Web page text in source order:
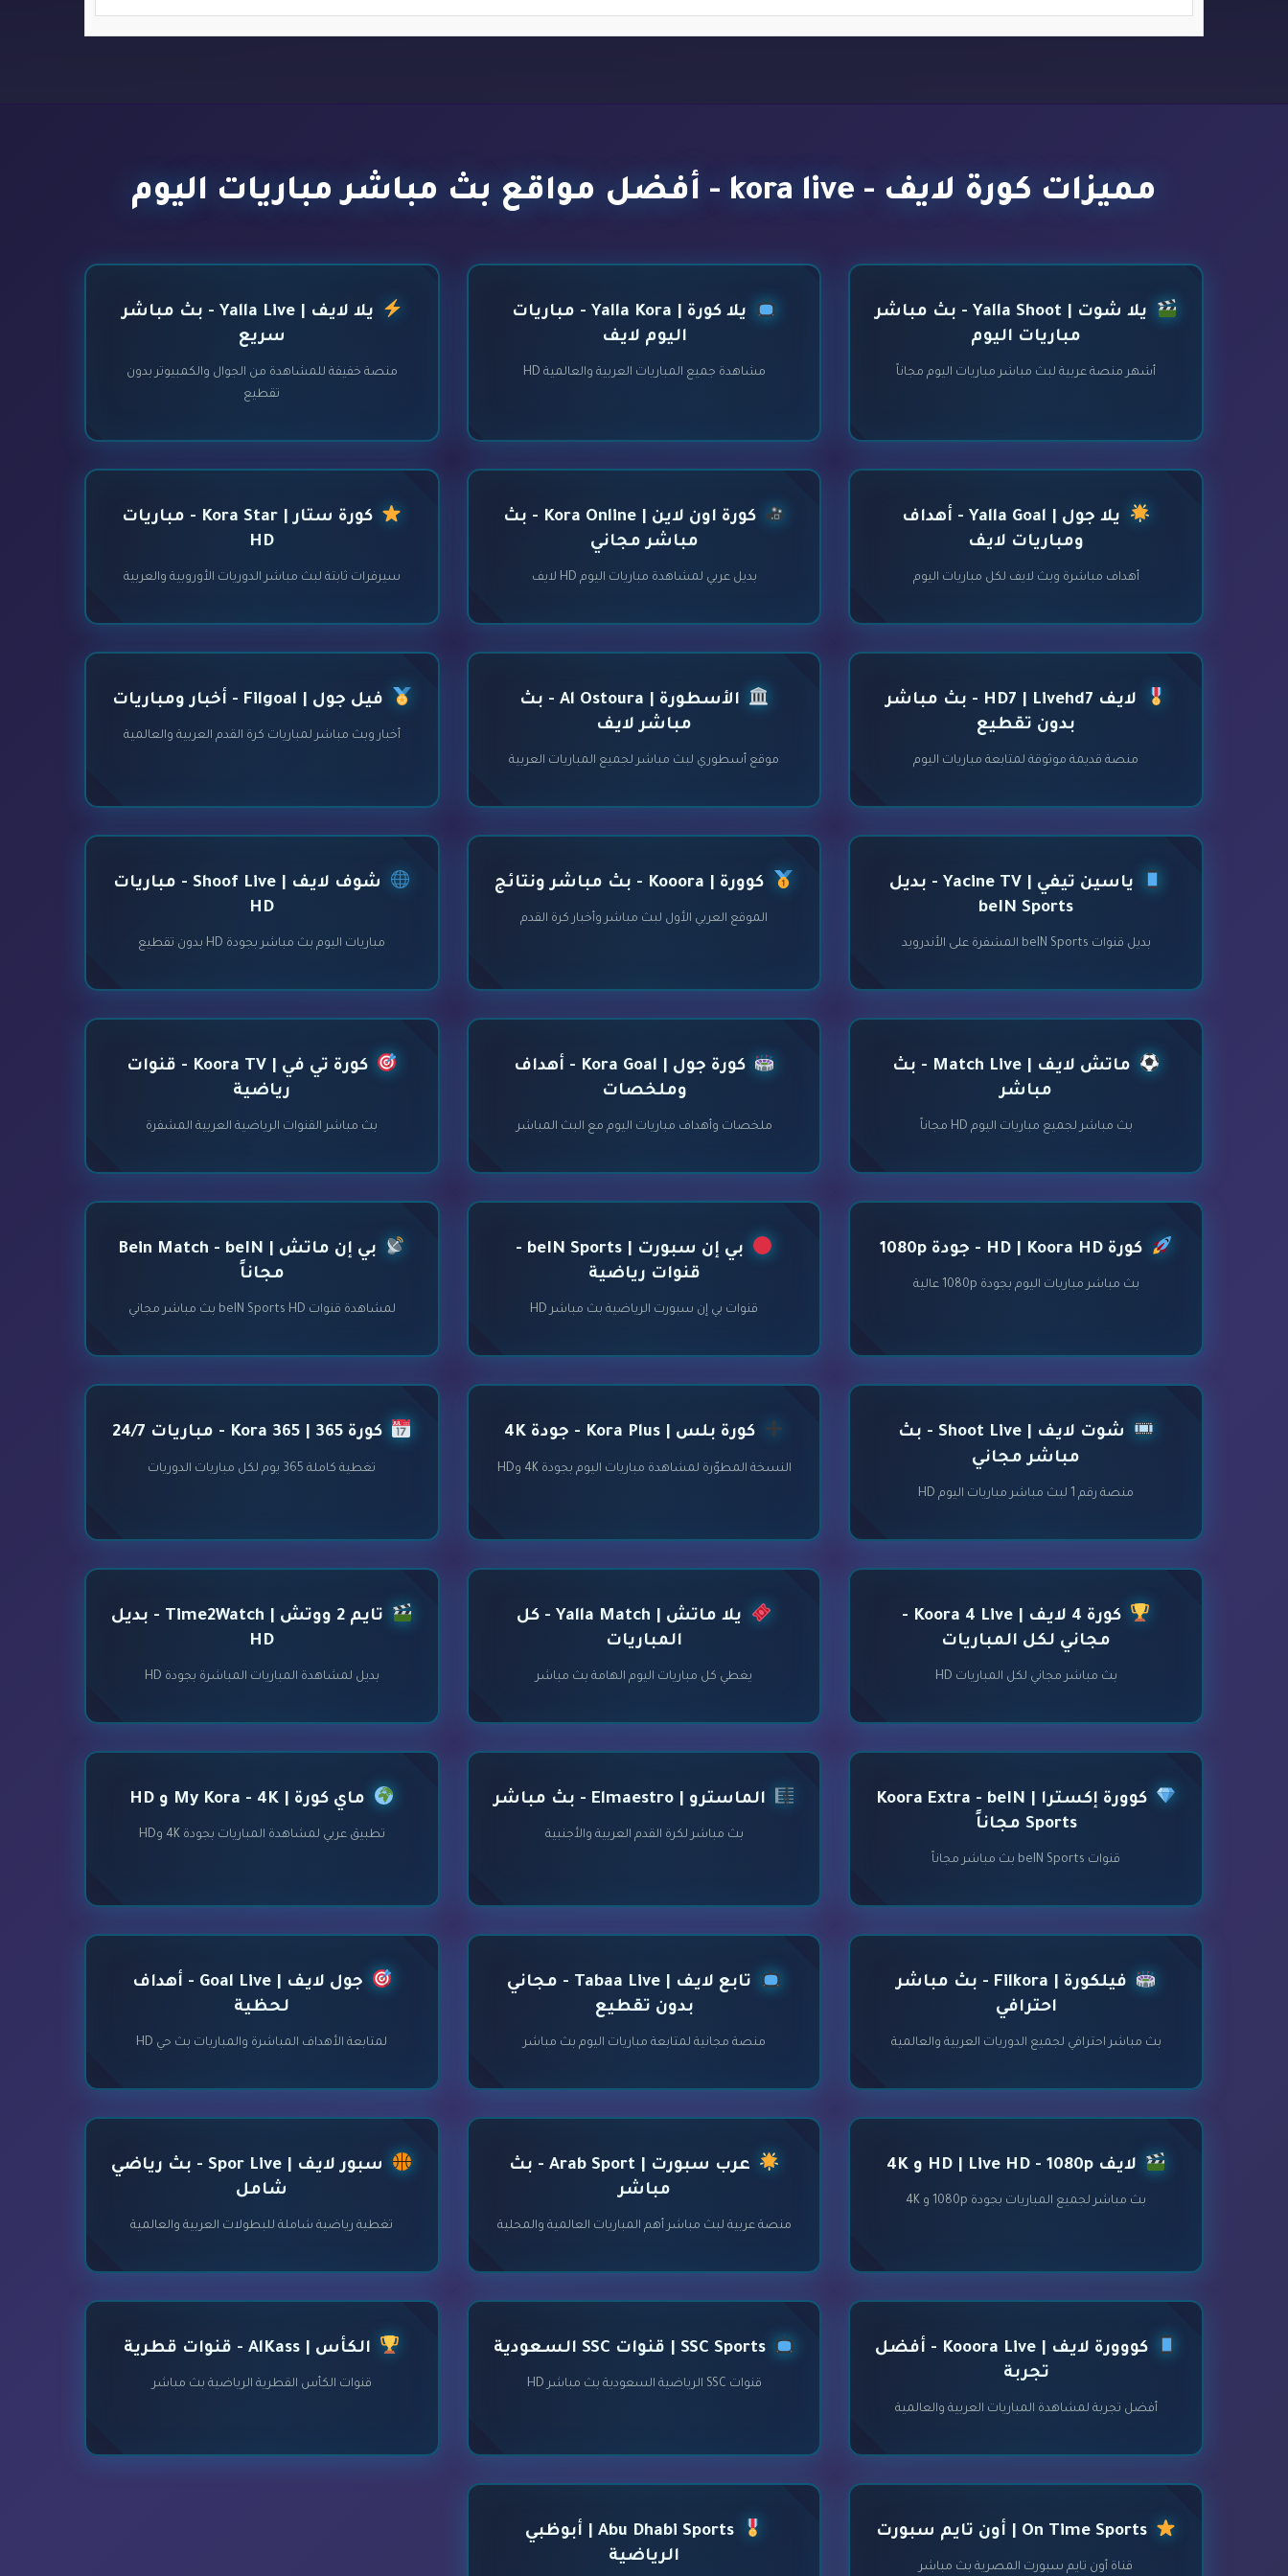
مميزات كورة لايف - kora live - أفضل مواقع بث مباشر مباريات اليوم
يلا شوت | Yalla Shoot - بث مباشر
مباريات اليوم
أشهر منصة عربية لبث مباشر مباريات اليوم مجاناً
يلا كورة | Yalla Kora - مباريات
اليوم لايف
مشاهدة جميع المباريات العربية والعالمية HD
يلا لايف | Yalla Live - بث مباشر
سريع
منصة خفيفة للمشاهدة من الجوال والكمبيوتر بدون
تقطيع
يلا جول | Yalla Goal - أهداف
ومباريات لايف
أهداف مباشرة وبث لايف لكل مباريات اليوم
كورة اون لاين | Kora Online - بث
مباشر مجاني
بديل عربي لمشاهدة مباريات اليوم HD لايف
كورة ستار | Kora Star - مباريات
HD
سيرفرات ثابتة لبث مباشر الدوريات الأوروبية والعربية
لايف HD7 | Livehd7 - بث مباشر
بدون تقطيع
منصة قديمة موثوقة لمتابعة مباريات اليوم
الأسطورة | Al Ostoura - بث
مباشر لايف
موقع أسطوري لبث مباشر لجميع المباريات العربية
فيل جول | Filgoal - أخبار ومباريات
أخبار وبث مباشر لمباريات كرة القدم العربية والعالمية
ياسين تيفي | Yacine TV - بديل
beIN Sports
بديل قنوات beIN Sports المشفرة على الأندرويد
كوورة | Kooora - بث مباشر ونتائج
الموقع العربي الأول لبث مباشر وأخبار كرة القدم
شوف لايف | Shoof Live - مباريات
HD
مباريات اليوم بث مباشر بجودة HD بدون تقطيع
ماتش لايف | Match Live - بث
مباشر
بث مباشر لجميع مباريات اليوم HD مجاناً
كورة جول | Kora Goal - أهداف
وملخصات
ملخصات وأهداف مباريات اليوم مع البث المباشر
كورة تي في | Koora TV - قنوات
رياضية
بث مباشر القنوات الرياضية العربية المشفرة
كورة HD | Koora HD - جودة 1080p
بث مباشر مباريات اليوم بجودة 1080p عالية
بي إن سبورت | beIN Sports -
قنوات رياضية
قنوات بي إن سبورت الرياضية بث مباشر HD
بي إن ماتش | Bein Match - beIN
مجاناً
لمشاهدة قنوات beIN Sports HD بث مباشر مجاني
شوت لايف | Shoot Live - بث
مباشر مجاني
منصة رقم 1 لبث مباشر مباريات اليوم HD
كورة بلس | Kora Plus - جودة 4K
النسخة المطوّرة لمشاهدة مباريات اليوم بجودة 4K وHD
كورة 365 | Kora 365 - مباريات 24/7
تغطية كاملة 365 يوم لكل مباريات الدوريات
كورة 4 لايف | Koora 4 Live -
مجاني لكل المباريات
بث مباشر مجاني لكل المباريات HD
يلا ماتش | Yalla Match - كل
المباريات
يغطي كل مباريات اليوم الهامة بث مباشر
تايم 2 ووتش | Time2Watch - بديل
HD
بديل لمشاهدة المباريات المباشرة بجودة HD
كوورة إكسترا | Koora Extra - beIN
Sports مجاناً
قنوات beIN Sports بث مباشر مجاناً
الماسترو | Elmaestro - بث مباشر
بث مباشر لكرة القدم العربية والأجنبية
ماي كورة | My Kora - 4K و HD
تطبيق عربي لمشاهدة المباريات بجودة 4K وHD
فيلكورة | Filkora - بث مباشر
احترافي
بث مباشر احترافي لجميع الدوريات العربية والعالمية
تابع لايف | Tabaa Live - مجاني
بدون تقطيع
منصة مجانية لمتابعة مباريات اليوم بث مباشر
جول لايف | Goal Live - أهداف
لحظية
لمتابعة الأهداف المباشرة والمباريات بث حي HD
لايف HD | Live HD - 1080p و 4K
بث مباشر لجميع المباريات بجودة 1080p و 4K
عرب سبورت | Arab Sport - بث
مباشر
منصة عربية لبث مباشر أهم المباريات العالمية والمحلية
سبور لايف | Spor Live - بث رياضي
شامل
تغطية رياضية شاملة للبطولات العربية والعالمية
كووورة لايف | Kooora Live - أفضل
تجربة
أفضل تجربة لمشاهدة المباريات العربية والعالمية
SSC Sports | قنوات SSC السعودية
قنوات SSC الرياضية السعودية بث مباشر HD
الكأس | AlKass - قنوات قطرية
قنوات الكأس القطرية الرياضية بث مباشر
On Time Sports | أون تايم سبورت
قناة أون تايم سبورت المصرية بث مباشر
Abu Dhabi Sports | أبوظبي
الرياضية